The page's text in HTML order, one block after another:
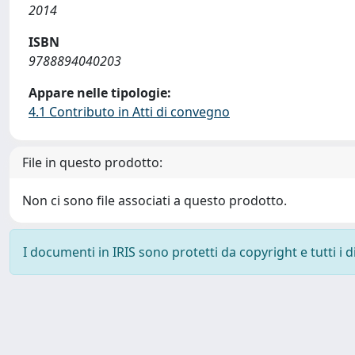
2014
ISBN
9788894040203
Appare nelle tipologie:
4.1 Contributo in Atti di convegno
File in questo prodotto:
Non ci sono file associati a questo prodotto.
I documenti in IRIS sono protetti da copyright e tutti i